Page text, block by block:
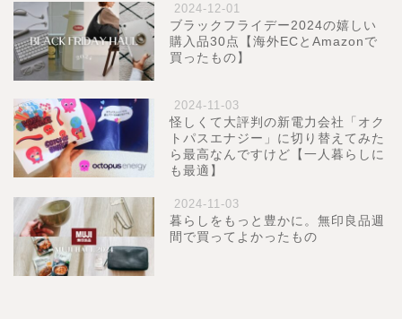
2024-12-01
ブラックフライデー2024の嬉しい
購入品30点【海外ECとAmazonで
買ったもの】
2024-11-03
怪しくて大評判の新電力会社「オク
トパスエナジー」に切り替えてみた
ら最高なんですけど【一人暮らしに
も最適】
2024-11-03
暮らしをもっと豊かに。無印良品週
間で買ってよかったもの